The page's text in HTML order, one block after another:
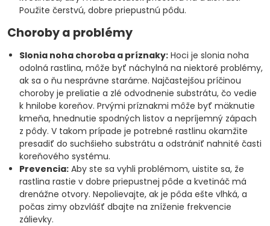
Použite čerstvú, dobre priepustnú pôdu.
Choroby a problémy
Slonia noha choroba a príznaky: Hoci je slonia noha
odolná rastlina, môže byť náchylná na niektoré problémy,
ak sa o ňu nesprávne staráme. Najčastejšou príčinou
choroby je preliatie a zlé odvodnenie substrátu, čo vedie
k hnilobe koreňov. Prvými príznakmi môže byť mäknutie
kmeňa, hnednutie spodných listov a nepríjemný zápach
z pôdy. V takom prípade je potrebné rastlinu okamžite
presadiť do suchšieho substrátu a odstrániť nahnité časti
koreňového systému.
Prevencia: Aby ste sa vyhli problémom, uistite sa, že
rastlina rastie v dobre priepustnej pôde a kvetináč má
drenážne otvory. Nepolievajte, ak je pôda ešte vlhká, a
počas zimy obzvlášť dbajte na zníženie frekvencie
zálievky.